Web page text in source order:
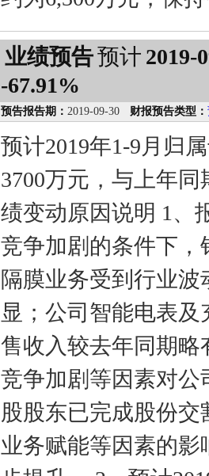
业绩预告预计 2019-
-67.91%
预告报告期： 2019-09-30 财报预告类型：
预计2019年1-9月归
3700万元，与上年同
绩变动原因说明 1、
竞争加剧的条件下
隔膜业务受到行业
显；公司智能电表
售收入较去年同期
竞争加剧等因素对
股股东已完成股份
业务赋能等因素的